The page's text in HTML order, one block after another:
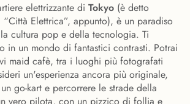
elettrizzante di Tokyo (è detto
Elettrica”, appunto), è un paradiso
cultura pop e della tecnologia. Ti
in un mondo di fantastici contrasti. Potrai
maid cafè, tra i luoghi più fotografati
un'esperienza ancora più originale,
go-kart e percorrere le strade della